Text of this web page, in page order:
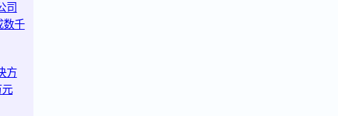
司
数千
方